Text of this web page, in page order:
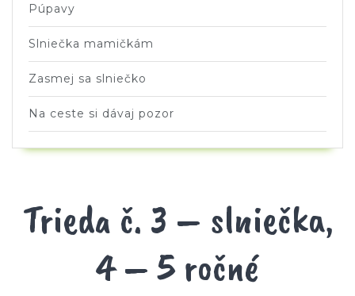
Púpavy
Slniečka mamičkám
Zasmej sa slniečko
Na ceste si dávaj pozor
Trieda č. 3 – slniečka,
4 – 5 ročné